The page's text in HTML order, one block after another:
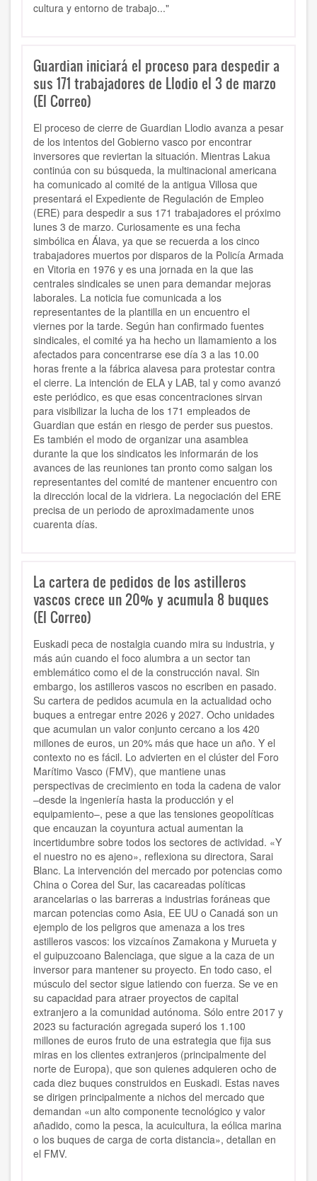
cultura y entorno de trabajo..."
Guardian iniciará el proceso para despedir a
sus 171 trabajadores de Llodio el 3 de marzo
(El Correo)
El proceso de cierre de Guardian Llodio avanza a pesar
de los intentos del Gobierno vasco por encontrar
inversores que reviertan la situación. Mientras Lakua
continúa con su búsqueda, la multinacional americana
ha comunicado al comité de la antigua Villosa que
presentará el Expediente de Regulación de Empleo
(ERE) para despedir a sus 171 trabajadores el próximo
lunes 3 de marzo. Curiosamente es una fecha
simbólica en Álava, ya que se recuerda a los cinco
trabajadores muertos por disparos de la Policía Armada
en Vitoria en 1976 y es una jornada en la que las
centrales sindicales se unen para demandar mejoras
laborales. La noticia fue comunicada a los
representantes de la plantilla en un encuentro el
viernes por la tarde. Según han confirmado fuentes
sindicales, el comité ya ha hecho un llamamiento a los
afectados para concentrarse ese día 3 a las 10.00
horas frente a la fábrica alavesa para protestar contra
el cierre. La intención de ELA y LAB, tal y como avanzó
este periódico, es que esas concentraciones sirvan
para visibilizar la lucha de los 171 empleados de
Guardian que están en riesgo de perder sus puestos.
Es también el modo de organizar una asamblea
durante la que los sindicatos les informarán de los
avances de las reuniones tan pronto como salgan los
representantes del comité de mantener encuentro con
la dirección local de la vidriera. La negociación del ERE
precisa de un periodo de aproximadamente unos
cuarenta días.
La cartera de pedidos de los astilleros
vascos crece un 20% y acumula 8 buques
(El Correo)
Euskadi peca de nostalgia cuando mira su industria, y
más aún cuando el foco alumbra a un sector tan
emblemático como el de la construcción naval. Sin
embargo, los astilleros vascos no escriben en pasado.
Su cartera de pedidos acumula en la actualidad ocho
buques a entregar entre 2026 y 2027. Ocho unidades
que acumulan un valor conjunto cercano a los 420
millones de euros, un 20% más que hace un año. Y el
contexto no es fácil. Lo advierten en el clúster del Foro
Marítimo Vasco (FMV), que mantiene unas
perspectivas de crecimiento en toda la cadena de valor
–desde la ingeniería hasta la producción y el
equipamiento–, pese a que las tensiones geopolíticas
que encauzan la coyuntura actual aumentan la
incertidumbre sobre todos los sectores de actividad. «Y
el nuestro no es ajeno», reflexiona su directora, Sarai
Blanc. La intervención del mercado por potencias como
China o Corea del Sur, las cacareadas políticas
arancelarias o las barreras a industrias foráneas que
marcan potencias como Asia, EE UU o Canadá son un
ejemplo de los peligros que amenaza a los tres
astilleros vascos: los vizcaínos Zamakona y Murueta y
el guipuzcoano Balenciaga, que sigue a la caza de un
inversor para mantener su proyecto. En todo caso, el
músculo del sector sigue latiendo con fuerza. Se ve en
su capacidad para atraer proyectos de capital
extranjero a la comunidad autónoma. Sólo entre 2017 y
2023 su facturación agregada superó los 1.100
millones de euros fruto de una estrategia que fija sus
miras en los clientes extranjeros (principalmente del
norte de Europa), que son quienes adquieren ocho de
cada diez buques construidos en Euskadi. Estas naves
se dirigen principalmente a nichos del mercado que
demandan «un alto componente tecnológico y valor
añadido, como la pesca, la acuicultura, la eólica marina
o los buques de carga de corta distancia», detallan en
el FMV.